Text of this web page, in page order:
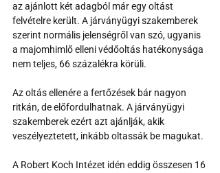
az ajánlott két adagból már egy oltást
felvételre került. A járványügyi szakemberek
szerint normális jelenségről van szó, ugyanis
a majomhimlő elleni védőoltás hatékonysága
nem teljes, 66 százalékra körüli.
Az oltás ellenére a fertőzések bár nagyon
ritkán, de előfordulhatnak. A járványügyi
szakemberek ezért azt ajánlják, akik
veszélyeztetett, inkább oltassák be magukat.
A Robert Koch Intézet idén eddig összesen 16